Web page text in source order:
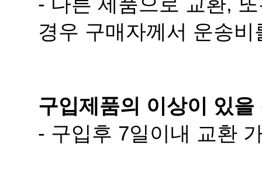
경우 구매자께서 운송
구입제품의 이상이 있
- 구입후 7일이내 교환